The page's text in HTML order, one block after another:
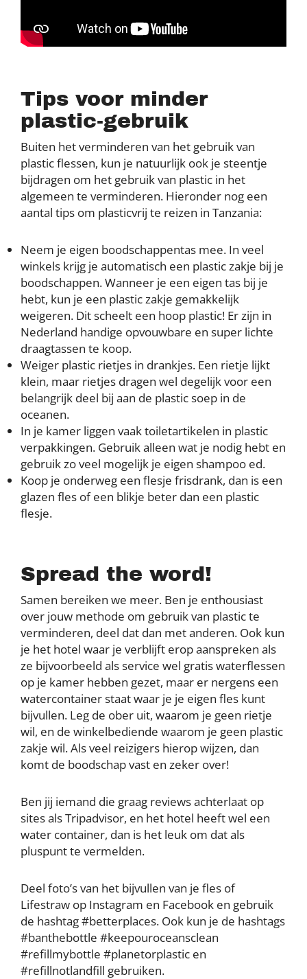
Tips voor minder
plastic-gebruik
Buiten het verminderen van het gebruik van
plastic flessen, kun je natuurlijk ook je steentje
bijdragen om het gebruik van plastic in het
algemeen te verminderen. Hieronder nog een
aantal tips om plasticvrij te reizen in Tanzania:
Neem je eigen boodschappentas mee. In veel
winkels krijg je automatisch een plastic zakje bij je
boodschappen. Wanneer je een eigen tas bij je
hebt, kun je een plastic zakje gemakkelijk
weigeren. Dit scheelt een hoop plastic! Er zijn in
Nederland handige opvouwbare en super lichte
draagtassen te koop.
Weiger plastic rietjes in drankjes. Een rietje lijkt
klein, maar rietjes dragen wel degelijk voor een
belangrijk deel bij aan de plastic soep in de
oceanen.
In je kamer liggen vaak toiletartikelen in plastic
verpakkingen. Gebruik alleen wat je nodig hebt en
gebruik zo veel mogelijk je eigen shampoo ed.
Koop je onderweg een flesje frisdrank, dan is een
glazen fles of een blikje beter dan een plastic
flesje.
Spread the word!
Samen bereiken we meer. Ben je enthousiast
over jouw methode om gebruik van plastic te
verminderen, deel dat dan met anderen. Ook kun
je het hotel waar je verblijft erop aanspreken als
ze bijvoorbeeld als service wel gratis waterflessen
op je kamer hebben gezet, maar er nergens een
watercontainer staat waar je je eigen fles kunt
bijvullen. Leg de ober uit, waarom je geen rietje
wil, en de winkelbediende waarom je geen plastic
zakje wil. Als veel reizigers hierop wijzen, dan
komt de boodschap vast en zeker over!
Ben jij iemand die graag reviews achterlaat op
sites als Tripadvisor, en het hotel heeft wel een
water container, dan is het leuk om dat als
pluspunt te vermelden.
Deel foto’s van het bijvullen van je fles of
Lifestraw op Instagram en Facebook en gebruik
de hashtag #betterplaces. Ook kun je de hashtags
#banthebottle #keepouroceansclean
#refillmybottle #planetorplastic en
#refillnotlandfill gebruiken.